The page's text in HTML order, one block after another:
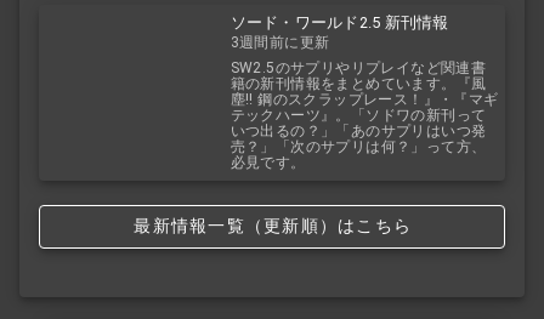
ソード・ワールド2.5 新刊情報
3週間前に更新
SW2.5のサプリやリプレイなど関連書
籍の新刊情報をまとめています。『風
塵!! 鋼のスクラップレース！』・『マギ
テックハーツ』。「ソドワの新刊って
いつ出るの？」「あのサプリはいつ発
売？」「次のサプリは何？」って方、
必見です。
最新情報一覧（更新順）はこちら